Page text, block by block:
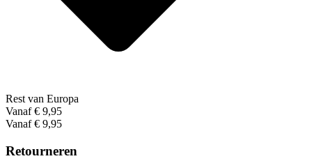
Rest van Europa
Vanaf € 9,95
Vanaf € 9,95
Retourneren